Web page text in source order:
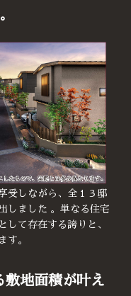
受しながら、全１３邸
しました 。単なる住宅
して存在する誇りと、
す。
敷地面積が叶え